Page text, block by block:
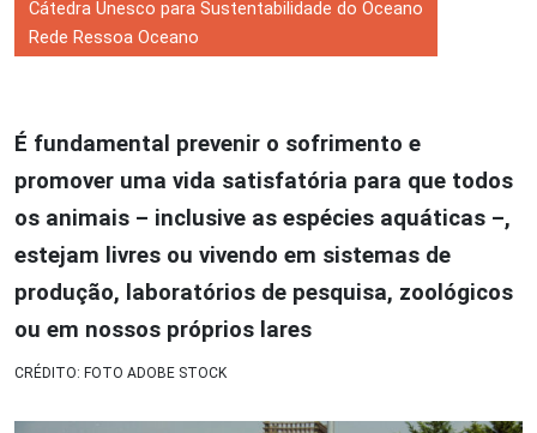
Cátedra Unesco para Sustentabilidade do Oceano
Rede Ressoa Oceano
É fundamental prevenir o sofrimento e
promover uma vida satisfatória para que todos
os animais – inclusive as espécies aquáticas –,
estejam livres ou vivendo em sistemas de
produção, laboratórios de pesquisa, zoológicos
ou em nossos próprios lares
CRÉDITO: FOTO ADOBE STOCK